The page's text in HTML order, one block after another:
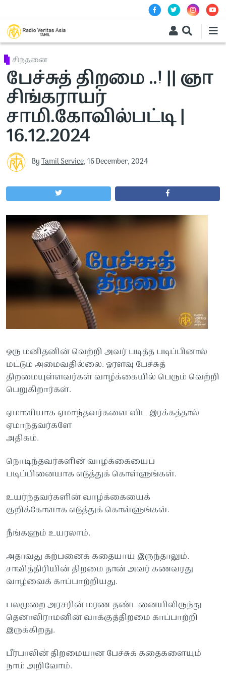
சிந்தனை
பேச்சுத் திறமை ..! || ஞா
சிங்கராயர்
சாமி.கோவில்பட்டி |
16.12.2024
ByTamil Service,16 December, 2024
ஒரு மனிதனின் வெற்றி அவர் படித்த படிப்பினால்
மட்டும் அமைவதில்லை. ஓரளவு பேச்சுத்
திறமையுள்ளவர்கள் வாழ்க்கையில் பெரும் வெற்றி
பெறுகிறார்கள்.
ஏமாளியாக ஏமாந்தவர்களை விட இரக்கத்தால்
ஏமாந்தவர்களே
அதிகம்.
நொடிந்தவர்களின் வாழ்க்கையைப்
படிப்பினையாக எடுத்துக் கொள்ளுங்கள்.
உயர்ந்தவர்களின் வாழ்க்கையைக்
குறிக்கோளாக எடுத்துக் கொள்ளுங்கள்.
நீங்களும் உயரலாம்.
அதாவது கற்பனைக் கதையாய் இருந்தாலும்.
சாவித்திரியின் திறமை தான் அவர் கணவரது
வாழ்வைக் காப்பாற்றியது.
பலமுறை அரசரின் மரண தண்டனையிலிருந்து
தெனாலிராமனின் வாக்குத்திறமை காப்பாற்றி
இருக்கிறது.
பீர்பாலின் திறமையான பேச்சுக் கதைகளையும்
நாம் அறிவோம்.